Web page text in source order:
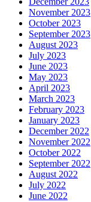
November 2023
October 2023
September 2023
August 2023
July 2023
June 2023
May 2023
April 2023
March 2023
February 2023
January 2023
December 2022
November 2022
October 2022
September 2022
August 2022
July 2022
June 2022